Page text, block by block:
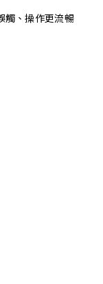
觸、操作更流暢